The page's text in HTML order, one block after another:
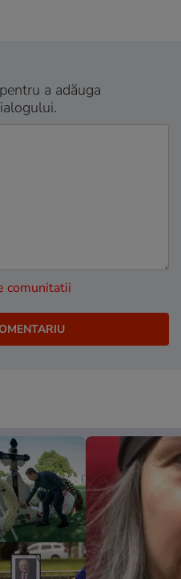
pentru a adăuga
comunitatii